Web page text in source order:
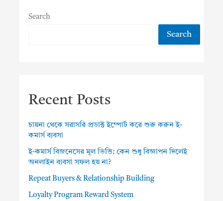
Search
Search
Recent Posts
চায়না থেকে সরাসরি প্রডাক্ট ইম্পোর্ট করে শুরু করুন ই-
কমার্স ব্যবসা
ই-কমার্স বিজনেসের মূল ভিত্তি: কেন শুধু বিজ্ঞাপন দিলেই
অনলাইন ব্যবসা সফল হয় না?
Repeat Buyers & Relationship Building
Loyalty Program Reward System